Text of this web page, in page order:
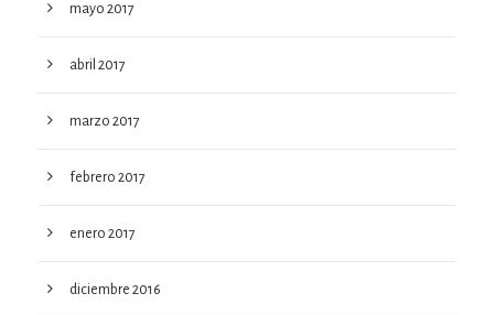
mayo 2017
abril 2017
marzo 2017
febrero 2017
enero 2017
diciembre 2016